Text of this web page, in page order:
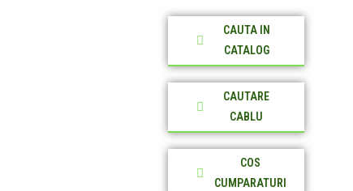
CAUTA IN
CATALOG
CAUTARE
CABLU
COS
CUMPARATURI